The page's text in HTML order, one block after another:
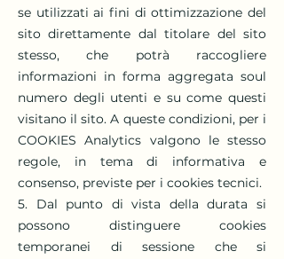
se utilizzati ai fini di ottimizzazione del
sito direttamente dal titolare del sito
stesso, che potrà raccogliere
informazioni in forma aggregata soul
numero degli utenti e su come questi
visitano il sito. A queste condizioni, per i
COOKIES Analytics valgono le stesso
regole, in tema di informativa e
consenso, previste per i cookies tecnici.
5. Dal punto di vista della durata si
possono distinguere cookies
temporanei di sessione che si